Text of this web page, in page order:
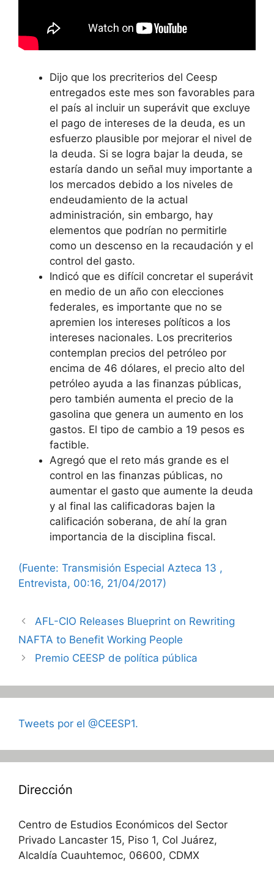
Dijo que los precriterios del Ceesp
entregados este mes son favorables para
el país al incluir un superávit que excluye
el pago de intereses de la deuda, es un
esfuerzo plausible por mejorar el nivel de
la deuda. Si se logra bajar la deuda, se
estaría dando un señal muy importante a
los mercados debido a los niveles de
endeudamiento de la actual
administración, sin embargo, hay
elementos que podrían no permitirle
como un descenso en la recaudación y el
control del gasto.
Indicó que es difícil concretar el superávit
en medio de un año con elecciones
federales, es importante que no se
apremien los intereses políticos a los
intereses nacionales. Los precriterios
contemplan precios del petróleo por
encima de 46 dólares, el precio alto del
petróleo ayuda a las finanzas públicas,
pero también aumenta el precio de la
gasolina que genera un aumento en los
gastos. El tipo de cambio a 19 pesos es
factible.
Agregó que el reto más grande es el
control en las finanzas públicas, no
aumentar el gasto que aumente la deuda
y al final las calificadoras bajen la
calificación soberana, de ahí la gran
importancia de la disciplina fiscal.
(Fuente: Transmisión Especial Azteca 13 ,
Entrevista, 00:16, 21/04/2017)
AFL-CIO Releases Blueprint on Rewriting
NAFTA to Benefit Working People
Premio CEESP de política pública
Tweets por el @CEESP1.
Dirección
Centro de Estudios Económicos del Sector
Privado Lancaster 15, Piso 1, Col Juárez,
Alcaldía Cuauhtemoc, 06600, CDMX